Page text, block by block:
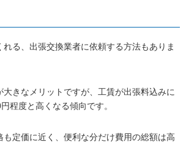
れる、出張交換業者に依頼する方法もありま
きなメリットですが、工賃が出張料込みに
程度と高くなる傾向です。
定価に近く、便利な分だけ費用の総額は高